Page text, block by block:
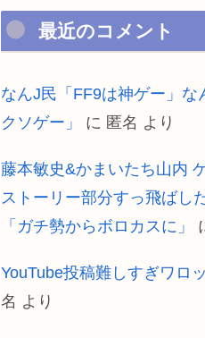
最近のコメント
なんJ民「FF9は神ゲー」な
クソゲー」
に 匿名 より
藤本敏史&かまいたち山内
ストーリー部分すっ飛ばし
「ガチ勢からボロカスに」
YouTube投稿難しすぎワロ
名 より